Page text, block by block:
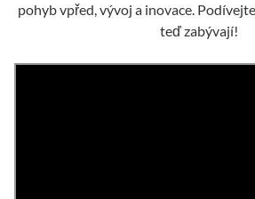
pohyb vpřed, vývoj a inovace.
teď zabývají!